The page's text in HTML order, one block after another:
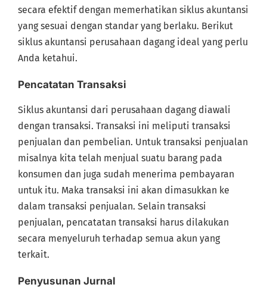
secara efektif dengan memerhatikan siklus akuntansi
yang sesuai dengan standar yang berlaku. Berikut
siklus akuntansi perusahaan dagang ideal yang perlu
Anda ketahui.
Pencatatan Transaksi
Siklus akuntansi dari perusahaan dagang diawali
dengan transaksi. Transaksi ini meliputi transaksi
penjualan dan pembelian. Untuk transaksi penjualan
misalnya kita telah menjual suatu barang pada
konsumen dan juga sudah menerima pembayaran
untuk itu. Maka transaksi ini akan dimasukkan ke
dalam transaksi penjualan. Selain transaksi
penjualan, pencatatan transaksi harus dilakukan
secara menyeluruh terhadap semua akun yang
terkait.
Penyusunan Jurnal